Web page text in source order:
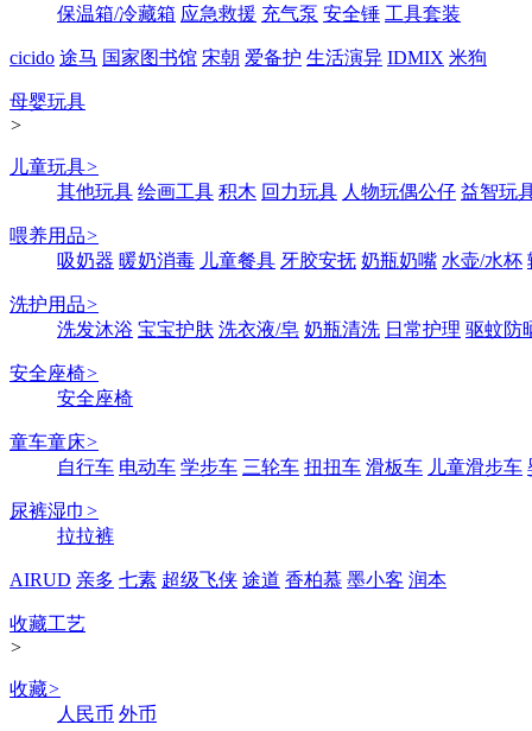
保温箱/冷藏箱 应急救援 充气泵 安全锤 工具套装
cicido 途马 国家图书馆 宋朝 爱备护 生活演异 IDMIX 米狗
母婴玩具
>
儿童玩具>
其他玩具 绘画工具 积木 回力玩具 人物玩偶公仔 益智玩
喂养用品>
吸奶器 暖奶消毒 儿童餐具 牙胶安抚 奶瓶奶嘴 水壶/水杯
洗护用品>
洗发沐浴 宝宝护肤 洗衣液/皂 奶瓶清洗 日常护理 驱蚊防
安全座椅>
安全座椅
童车童床>
自行车 电动车 学步车 三轮车 扭扭车 滑板车 儿童滑步车
尿裤湿巾 >
拉拉裤
AIRUD 亲多 七素 超级飞侠 途道 香柏慕 墨小客 润本
收藏工艺
>
收藏>
人民币 外币